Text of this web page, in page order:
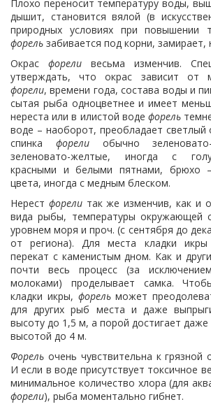
Плохо переносит температуру воды,
дышит, становится вялой (в
природных условиях при повышении
форель забивается под корни, замирает,
Окрас форели весьма изменчив.
утверждать, что окрас зависит от
форели, времени года, состава воды и
сытая рыба одноцветнее и имеет
нереста или в илистой водефорель
воде – наоборот, преобладает светлый
спинка форелиобычно зеленовато-
зеленовато-желтые, иногда с
красными и белыми пятнами, брюхо –
цвета, иногда с медным блеском.
Нерест форелитак же изменчив, как и
вида рыбы, температуры окружающей
уровнем моря и проч. (с сентября до
от региона). Для места кладки икры
перекат с каменистым дном. Как и
почти весь процесс (за
молоками) проделывает самка.
кладки икры, форельможет
для других рыб места и даже
высоту до 1,5 м, а порой достигает
высотой до 4 м.
Форель очень чувствительна к
И если в воде присутствует токсичное
минимальное количество хлора (для
форели), рыба моментально гибнет.